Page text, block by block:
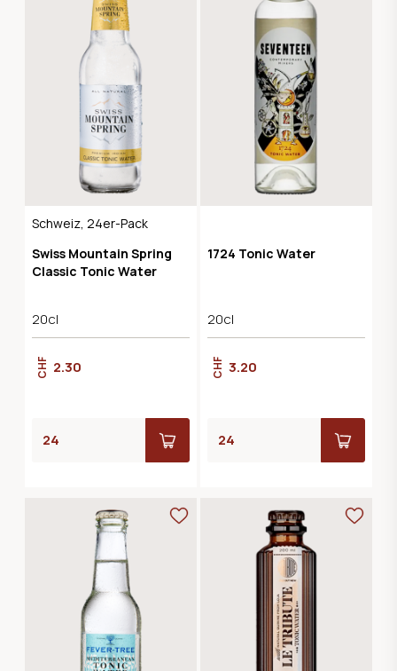
Schweiz, 24er-Pack
Swiss Mountain Spring
Classic Tonic Water
20cl
CHF 2.30
1724 Tonic Water
20cl
CHF 3.20